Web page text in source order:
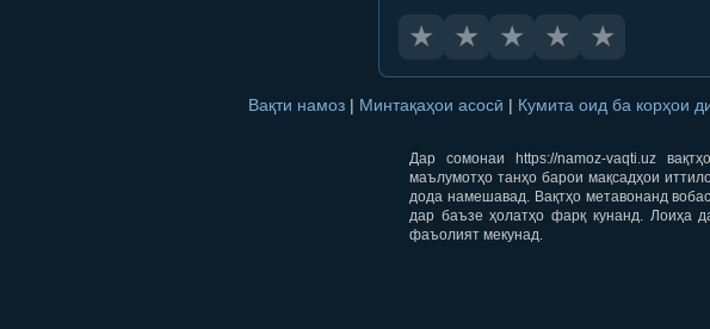
★ ★ ★ ★ ★
Вақти намоз | Минтақаҳои асосӣ | Кумита оид ба корҳои
Дар сомонаи https://namoz-vaqti.uz
маълумотҳо танҳо барои мақсадҳои
дода намешавад. Вақтҳо метавонанд
дар баъзе ҳолатҳо фарқ кунанд. Лоиҳа
фаъолият мекунад.